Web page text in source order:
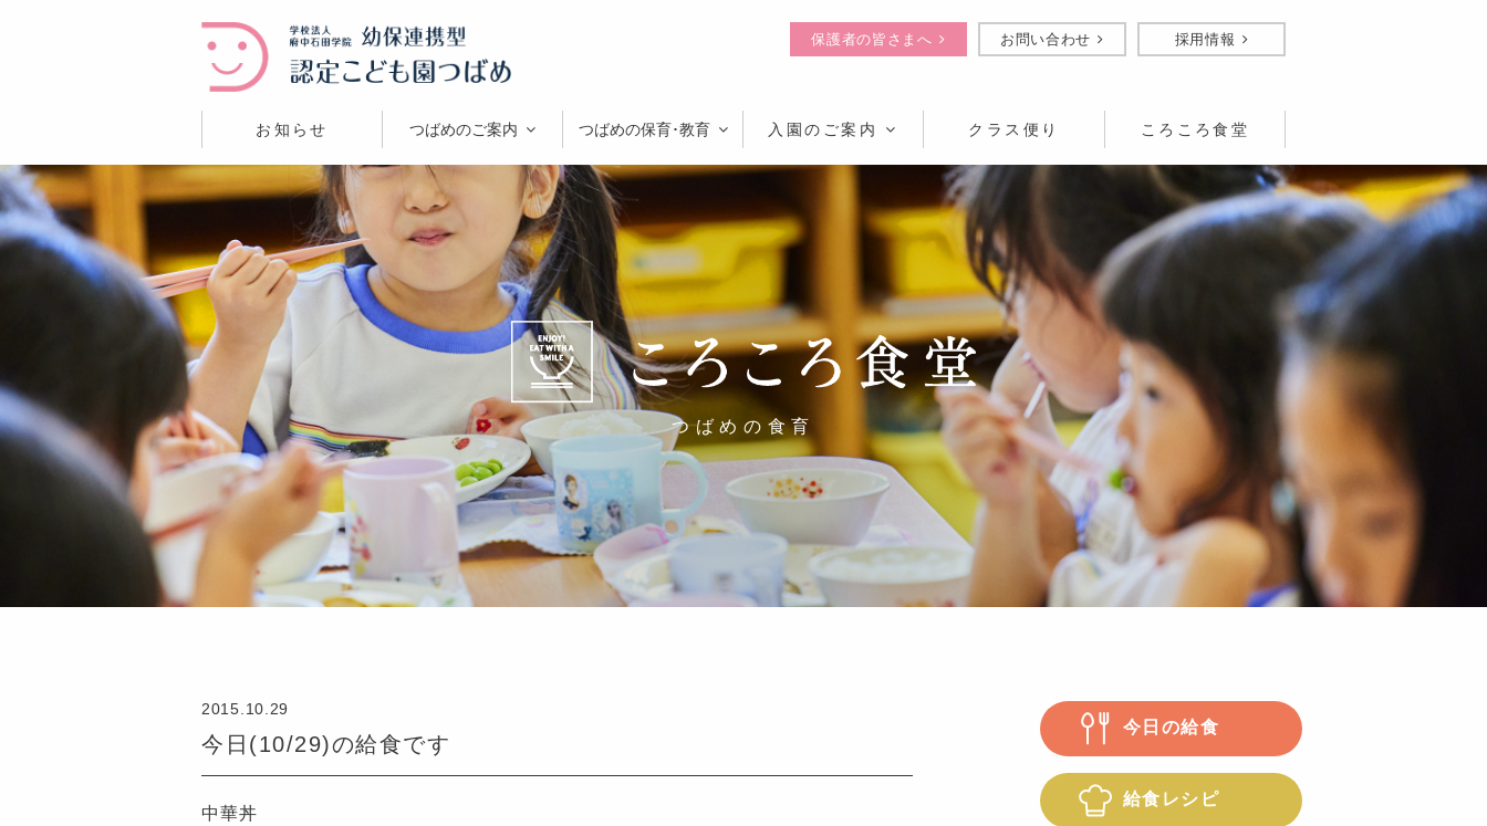
お知らせ つばめのご案内 つばめの保育･教育 入園のご案内 クラス便り ころころ食堂
保護者の皆さまへ お問い合わせ 採用情報
つばめの食育
2015.10.29
今日(10/29)の給食です
中華丼
今日の給食
給食レシピ